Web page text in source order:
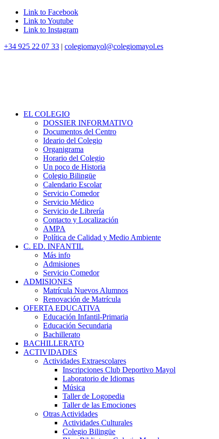
Link to Facebook
Link to Youtube
Link to Instagram
+34 925 22 07 33 | colegiomayol@colegiomayol.es
EL COLEGIO
DOSSIER INFORMATIVO
Documentos del Centro
Ideario del Colegio
Organigrama
Horario del Colegio
Un poco de Historia
Colegio Bilingüe
Calendario Escolar
Servicio Comedor
Servicio Médico
Servicio de Librería
Contacto y Localización
AMPA
Política de Calidad y Medio Ambiente
C. ED. INFANTIL
Más info
Admisiones
Servicio Comedor
ADMISIONES
Matrícula Nuevos Alumnos
Renovación de Matrícula
OFERTA EDUCATIVA
Educación Infantil-Primaria
Educación Secundaria
Bachillerato
BACHILLERATO
ACTIVIDADES
Actividades Extraescolares
Inscripciones Club Deportivo Mayol
Laboratorio de Idiomas
Música
Taller de Logopedia
Taller de las Emociones
Otras Actividades
Actividades Culturales
Colegio Bilingüe